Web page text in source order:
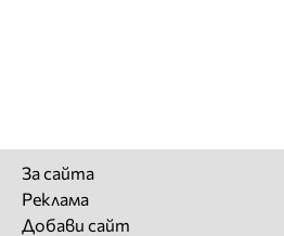
За сайта
Реклама
Добави сайт